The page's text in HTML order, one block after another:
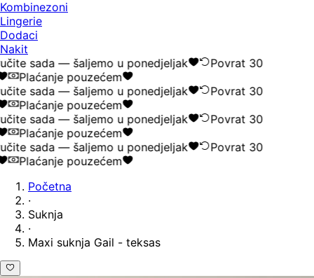
Kombinezoni
Lingerie
Dodaci
Nakit
sada — šaljemo u ponedjeljak
Povrat 30
Plaćanje pouzećem
sada — šaljemo u ponedjeljak
Povrat 30
Plaćanje pouzećem
sada — šaljemo u ponedjeljak
Povrat 30
Plaćanje pouzećem
sada — šaljemo u ponedjeljak
Povrat 30
Plaćanje pouzećem
Početna
·
Suknja
·
Maxi suknja Gail - teksas